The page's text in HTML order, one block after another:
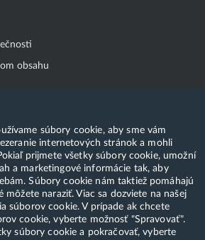
súbory cookie, aby sme vám
internetových stránok a mohli
prijmete všetky súbory cookie, umožní
a marketingové informácie tak, aby
Súbory cookie nám taktiež pomáhajú
môžete naraziť. Viac sa dozviete na našej
súborov cookie. V prípade ak chcete
cookie, vyberte možnosť "Spravovať".
súbory cookie a pokračovať, vyberte
obsahu
SSH)